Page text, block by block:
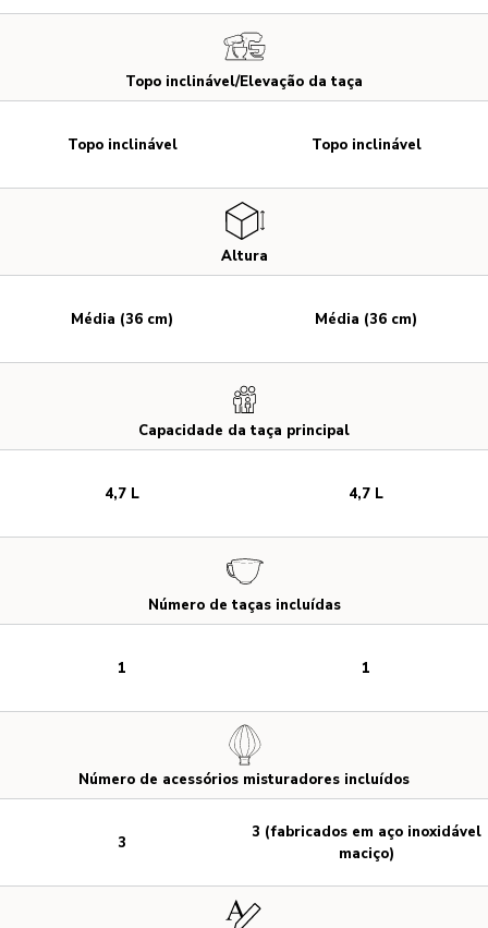
Topo inclinável/Elevação da taça
Altura
Capacidade da taça principal
Número de taças incluídas
Número de acessórios misturadores incluídos
Topo inclinável
Média (36 cm)
4,7 L
1
3
Topo inclinável
Média (36 cm)
4,7 L
1
3 (fabricados em aço inoxidável
maciço)